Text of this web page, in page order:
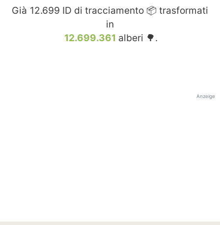
Già 12.699 ID di tracciamento 📦 trasformati
in
12.699.361 alberi 🌳.
Anzeige